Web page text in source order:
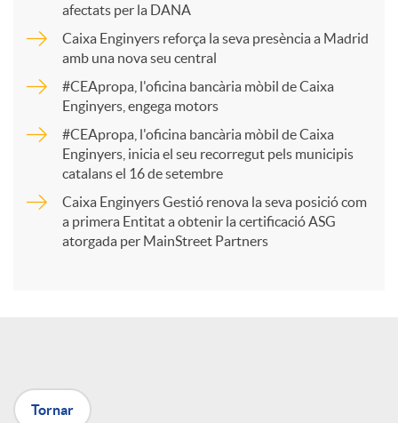
p
a
r
t
afectats per la DANA
Caixa Enginyers reforça la seva presència a Madrid
amb una nova seu central
#CEApropa, l'oficina bancària mòbil de Caixa
Enginyers, engega motors
#CEApropa, l'oficina bancària mòbil de Caixa
Enginyers, inicia el seu recorregut pels municipis
catalans el 16 de setembre
Caixa Enginyers Gestió renova la seva posició com
a primera Entitat a obtenir la certificació ASG
atorgada per MainStreet Partners
Tornar